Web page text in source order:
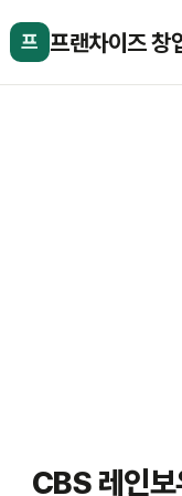
프 프랜차이즈 창
CBS 레인보